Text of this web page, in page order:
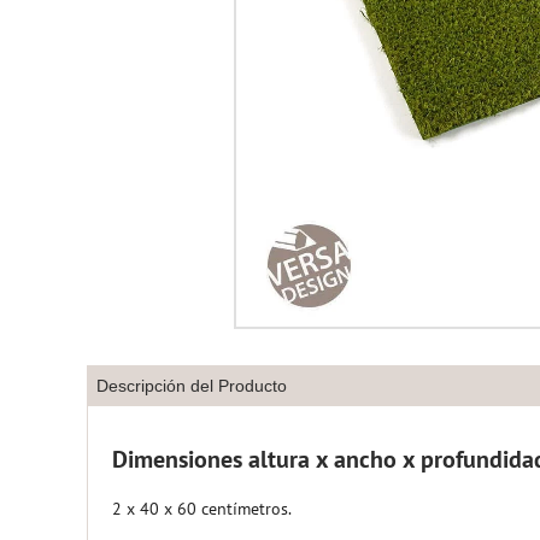
Descripción del Producto
Dimensiones altura x ancho x
2 x 40 x 60 centímetros.